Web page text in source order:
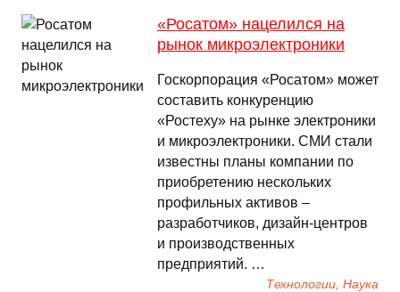
«Росатом» нацелился на
рынок микроэлектроники
Госкорпорация «Росатом» может
составить конкуренцию
«Ростеху» на рынке электроники
и микроэлектроники. СМИ стали
известны планы компании по
приобретению нескольких
профильных активов –
разработчиков, дизайн-центров
и производственных
предприятий. …
Технологии, Наука